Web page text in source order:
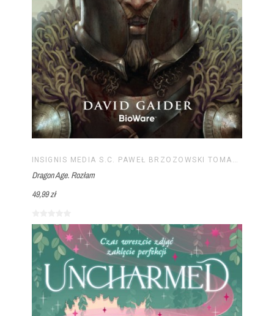
INSIGNIS MEDIA S.C. PAWEŁ BRZOZOWSKI TOMASZ BRZOZOWSKI
Dragon Age. Rozłam
49,99 zł